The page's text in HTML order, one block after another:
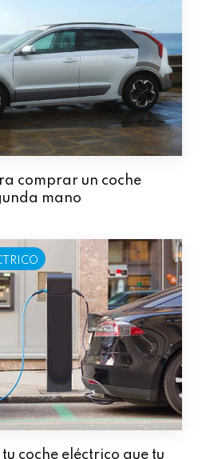
comprar un coche
mano
coche eléctrico que tu